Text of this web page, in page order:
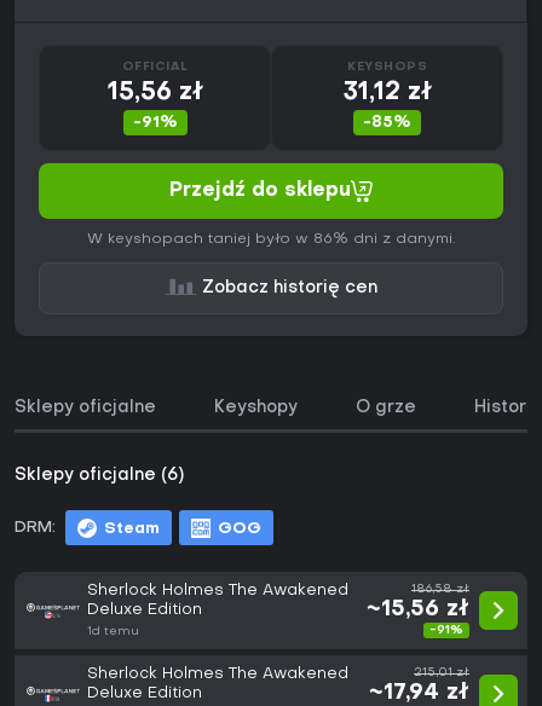
OFFICIAL
15,56 zł
-91%
KEYSHOPS
31,12 zł
-85%
Przejdź do sklepu
W keyshopach taniej było w 86% dni z danymi.
Zobacz historię cen
Sklepy oficjalne Keyshopy O grze
Sklepy oficjalne (6)
DRM: Steam GOG
Sherlock Holmes The Awakened
Deluxe Edition
1d temu
186,58 zł
~15,56 zł
-91%
Sherlock Holmes The Awakened
Deluxe Edition
215,01 zł
~17,94 zł